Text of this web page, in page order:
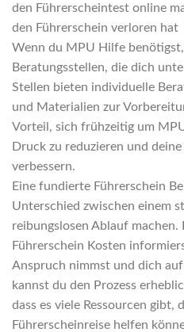
den Führerscheintest online
den Führerschein verloren hat
Wenn du MPU Hilfe
Beratungsstellen, die dich
Stellen bieten individuelle
und Materialien zur
Vorteil, sich frühzeitig um
Druck zu reduzieren und
verbessern.
Eine fundierte Führerschein
Unterschied zwischen einem
reibungslosen Ablauf
Führerschein Kosten
Anspruch nimmst und dich
kannst du den Prozess
dass es viele Ressourcen gibt,
Führerscheinreise helfen